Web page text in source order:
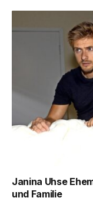
Janina Uhse
und Familie